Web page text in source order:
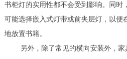
书柜灯的实用性都不会受到影响。同时
可能选择嵌入式灯带或前夹层灯，以便
地放置书籍。
另外，除了常见的横向安装外，